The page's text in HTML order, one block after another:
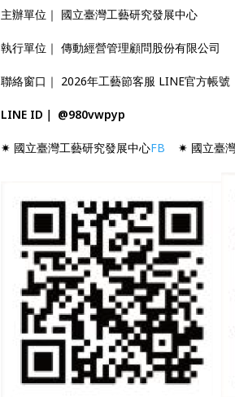
主辦單位｜ 國立臺灣工藝研究發展中心
執行單位｜ 傳動經營管理顧問股份有限公司
聯絡窗口｜ 2026年工藝節客服 LINE官方帳號
LINE ID｜ @980vwpyp
✷ 國立臺灣工藝研究發展中心FB ✷ 國立臺灣